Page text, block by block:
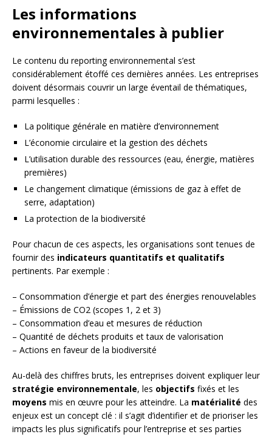
Les informations
environnementales à publier
Le contenu du reporting environnemental s’est
considérablement étoffé ces dernières années. Les entreprises
doivent désormais couvrir un large éventail de thématiques,
parmi lesquelles :
La politique générale en matière d’environnement
L’économie circulaire et la gestion des déchets
L’utilisation durable des ressources (eau, énergie, matières
premières)
Le changement climatique (émissions de gaz à effet de
serre, adaptation)
La protection de la biodiversité
Pour chacun de ces aspects, les organisations sont tenues de
fournir des indicateurs quantitatifs et qualitatifs
pertinents. Par exemple :
– Consommation d’énergie et part des énergies renouvelables
– Émissions de CO2 (scopes 1, 2 et 3)
– Consommation d’eau et mesures de réduction
– Quantité de déchets produits et taux de valorisation
– Actions en faveur de la biodiversité
Au-delà des chiffres bruts, les entreprises doivent expliquer leur
stratégie environnementale, les objectifs fixés et les
moyens mis en œuvre pour les atteindre. La matérialité des
enjeux est un concept clé : il s’agit d’identifier et de prioriser les
impacts les plus significatifs pour l’entreprise et ses parties